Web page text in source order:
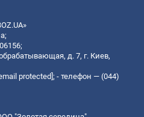
д. 7, г. Киев,
protected]; - телефон — (044)